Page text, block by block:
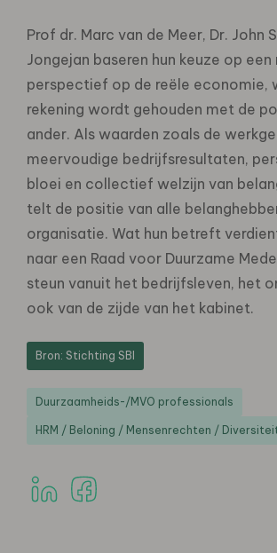
Prof dr. Marc van de Meer, Dr. John
Jongejan baseren hun keuze op een
perspectief op de reële economie,
rekening wordt gehouden met de
ander. Als waarden zoals de
meervoudige bedrijfsresultaten,
bloei en collectief welzijn van
telt de positie van alle
organisatie. Wat hun betreft
naar een Raad voor Duurzame
steun vanuit het bedrijfsleven, het
ook van de zijde van het kabinet.
Bron: Stichting SBI
Duurzaamheids-/MVO professionals
HRM / Beloning / Mensenrechten /